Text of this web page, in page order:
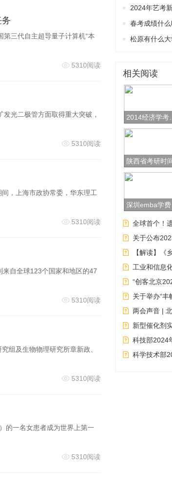
三代自主超导量子计算机“本
5310阅读
光二极管方面取得重大突破，
5310阅读
，上海市政协常委，华东理工
5310阅读
自全球123个国家和地区的47
5310阅读
组及生物物理研究所章新政、
5310阅读
的一名女患者成为世界上第一
5310阅读
春考成绩什
松原有什么
相关阅读
新型催化剂
科技部2024
科学技术部